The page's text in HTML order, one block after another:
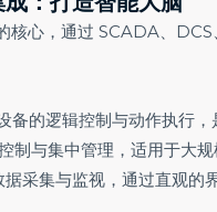
核心，通过 SCADA、
备的逻辑控制与动作执行，
制与集中管理，适用于大
据采集与监视，通过直观的